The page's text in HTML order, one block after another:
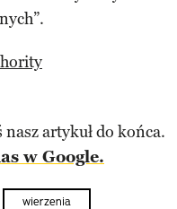
artykuł do końca.
w Google.
wierzenia